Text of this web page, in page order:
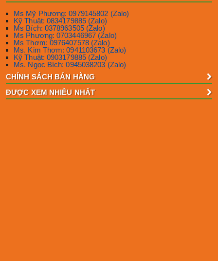
Ms Mỹ Phương: 0979145802 (Zalo)
Kỹ Thuật: 0834179885 (Zalo)
Ms Bích: 0378963505 (Zalo)
Ms Phương: 0703446967 (Zalo)
Ms Thơm: 0976407578 (Zalo)
Ms. Kim Thơm: 0941103673 (Zalo)
Kỹ Thuật: 0903179885 (Zalo)
Ms. Ngọc Bích: 0945038203 (Zalo)
CHÍNH SÁCH BÁN HÀNG
ĐƯỢC XEM NHIỀU NHẤT